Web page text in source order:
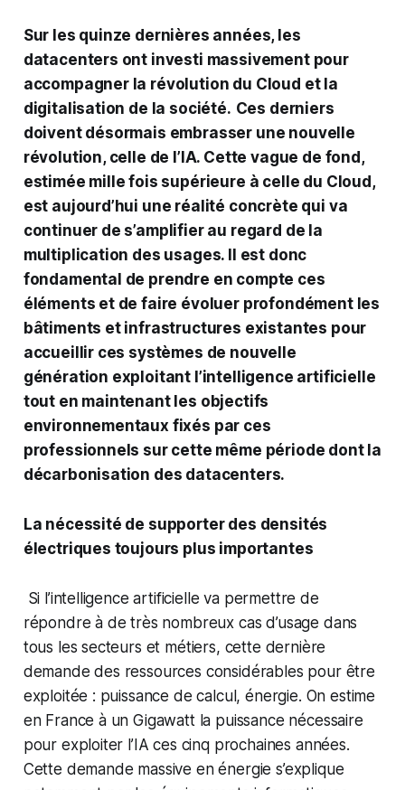
Sur les quinze dernières années, les
datacenters ont investi massivement pour
accompagner la révolution du Cloud et la
digitalisation de la société. Ces derniers
doivent désormais embrasser une nouvelle
révolution, celle de l’IA. Cette vague de fond,
estimée mille fois supérieure à celle du Cloud,
est aujourd’hui une réalité concrète qui va
continuer de s’amplifier au regard de la
multiplication des usages. Il est donc
fondamental de prendre en compte ces
éléments et de faire évoluer profondément les
bâtiments et infrastructures existantes pour
accueillir ces systèmes de nouvelle
génération exploitant l’intelligence artificielle
tout en maintenant les objectifs
environnementaux fixés par ces
professionnels sur cette même période dont la
décarbonisation des datacenters.
La nécessité de supporter des densités
électriques toujours plus importantes
Si l’intelligence artificielle va permettre de
répondre à de très nombreux cas d’usage dans
tous les secteurs et métiers, cette dernière
demande des ressources considérables pour être
exploitée : puissance de calcul, énergie. On estime
en France à un Gigawatt la puissance nécessaire
pour exploiter l’IA ces cinq prochaines années.
Cette demande massive en énergie s’explique